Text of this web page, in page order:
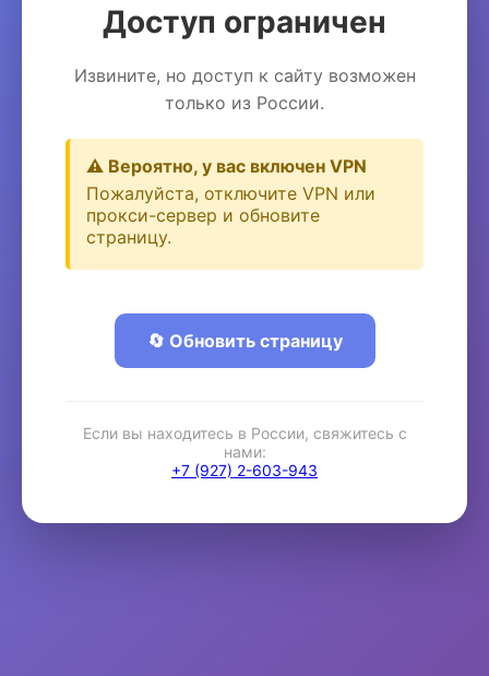
Доступ ограничен
Извините, но доступ к сайту возможен
только из России.
⚠️ Вероятно, у вас включен VPN
Пожалуйста, отключите VPN или
прокси-сервер и обновите
страницу.
🔄 Обновить страницу
Если вы находитесь в России, свяжитесь с
нами:
+7 (927) 2-603-943